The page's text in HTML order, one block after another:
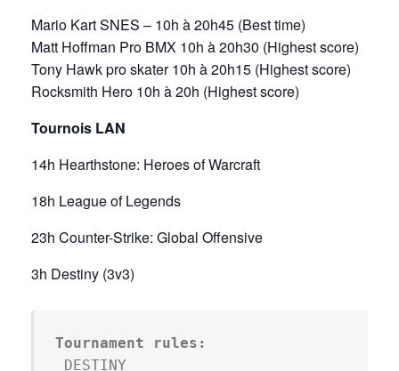
Mario Kart SNES – 10h à 20h45 (Best time)
Matt Hoffman Pro BMX 10h à 20h30 (Highest score)
Tony Hawk pro skater 10h à 20h15 (Highest score)
Rocksmith Hero 10h à 20h (Highest score)
Tournois LAN
14h Hearthstone: Heroes of Warcraft
18h League of Legends
23h Counter-Strike: Global Offensive
3h Destiny (3v3)
Tournament rules: